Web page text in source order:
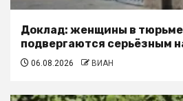
Доклад: женщины в
подвергаются серьёзным
06.08.2026 ВИАН